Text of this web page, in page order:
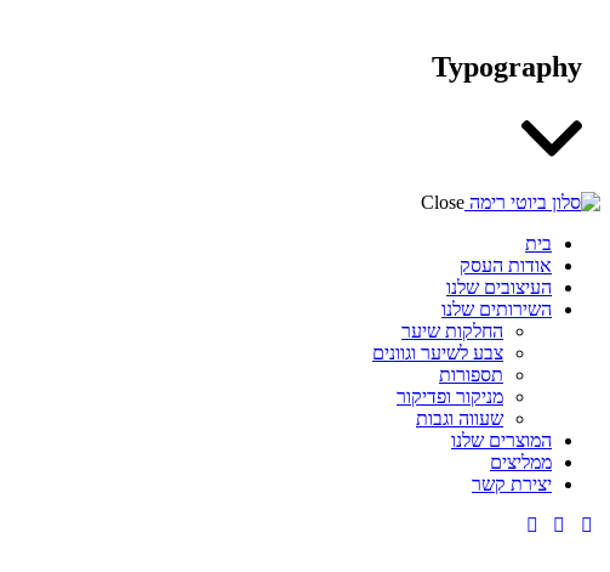
Typography
Close
בית
אודות העסק
העיצובים שלנו
השירותים שלנו
החלקות שיער
צבע לשיער וגוונים
תספורות
מניקור ופדיקור
שעווה וגבות
המוצרים שלנו
ממליצים
יצירת קשר